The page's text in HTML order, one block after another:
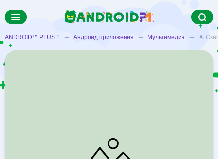
ANDROID™ PLUS 1 ➞ Андроид приложения ➞ Мультимедиа ➞ 🌟